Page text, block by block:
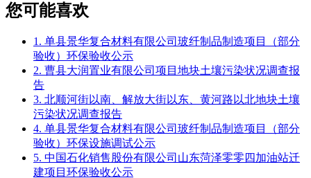
您可能喜欢
1. 单县景华复合材料有限公司玻纤制品制造项目（部分
验收）环保验收公示
2. 曹县大润置业有限公司项目地块土壤污染状况调查报
告
3. 北顺河街以南、解放大街以东、黄河路以北地块土壤
污染状况调查报告
4. 单县景华复合材料有限公司玻纤制品制造项目（部分
验收）环保设施调试公示
5. 中国石化销售股份有限公司山东菏泽零零四加油站迁
建项目环保验收公示